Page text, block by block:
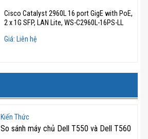
Cisco Catalyst 2960L 16 port GigE with PoE,
2 x 1G SFP, LAN Lite, WS-C2960L-16PS-LL
Giá: Liên hệ
Kiến Thức
So sánh máy chủ Dell T550 và Dell T560